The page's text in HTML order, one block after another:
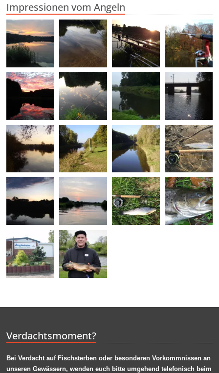
Impressionen vom Angeln
Verdachtsmoment?
Bei Verdacht auf Fischsterben oder besonderenVorkommnissen an
unseren Gewässern, wenden euch bitte umgehend telefonisch beim